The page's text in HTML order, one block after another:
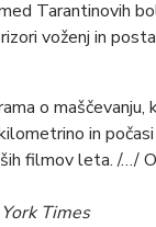
Tarantinovih
voženj in
o maščevanju,
in
filmov leta. /…/
Times